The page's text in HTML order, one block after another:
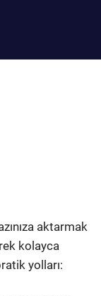
aktarmak
kolayca
yolları: